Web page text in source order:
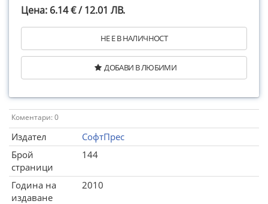
Цена: 6.14 € / 12.01 ЛВ.
НЕ Е В НАЛИЧНОСТ
ДОБАВИ В ЛЮБИМИ
Коментари: 0
Издател
СофтПрес
Брой
страници
144
Година на
издаване
2010